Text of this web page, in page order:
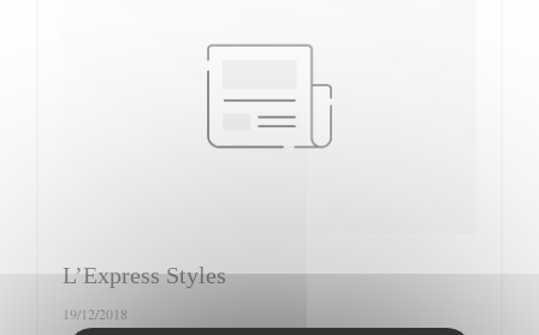
L’Express Styles
19/12/2018